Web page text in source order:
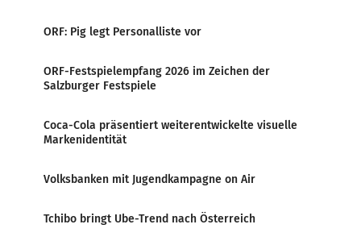
ORF: Pig legt Personalliste vor
ORF-Festspielempfang 2026 im Zeichen der
Salzburger Festspiele
Coca-Cola präsentiert weiterentwickelte visuelle
Markenidentität
Volksbanken mit Jugendkampagne on Air
Tchibo bringt Ube-Trend nach Österreich